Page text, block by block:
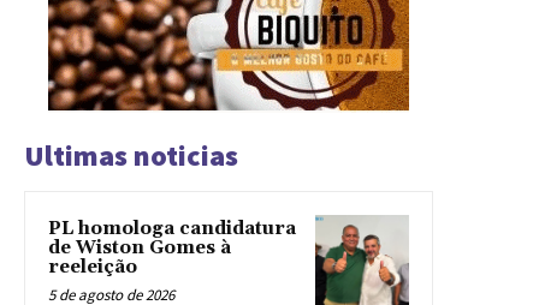
Ultimas noticias
PL homologa candidatura
de Wiston Gomes à
reeleição
5 de agosto de 2026